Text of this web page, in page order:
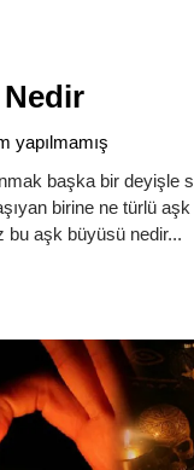
yapılmamış
başka bir deyişle
birine ne türlü
bu aşk büyüsü nedir